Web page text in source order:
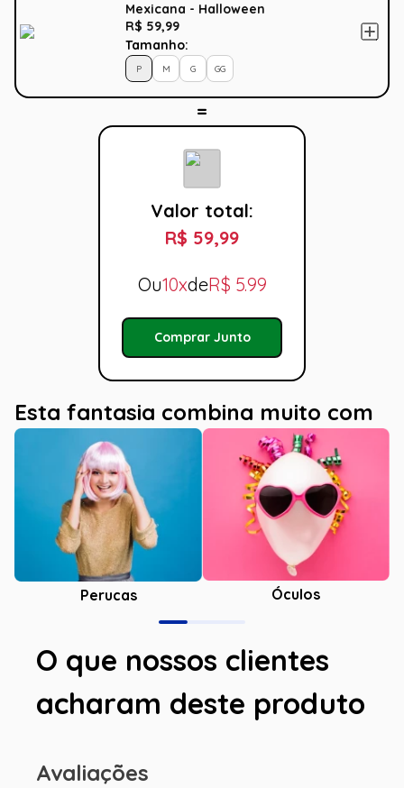
Mexicana - Halloween
R$ 59,99
Tamanho:
P M G GG
Valor total:
R$ 59,99
Ou10xdeR$ 5.99
Comprar Junto
Esta fantasia combina muito com
Perucas Óculos
O que nossos clientes
acharam deste produto
Avaliações